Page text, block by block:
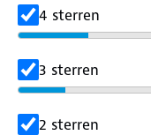
4 sterren
3 sterren
2 sterren